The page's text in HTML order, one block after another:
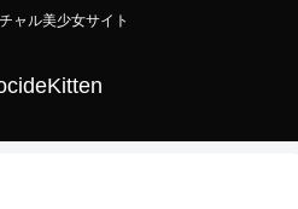
ャル美少女サイト